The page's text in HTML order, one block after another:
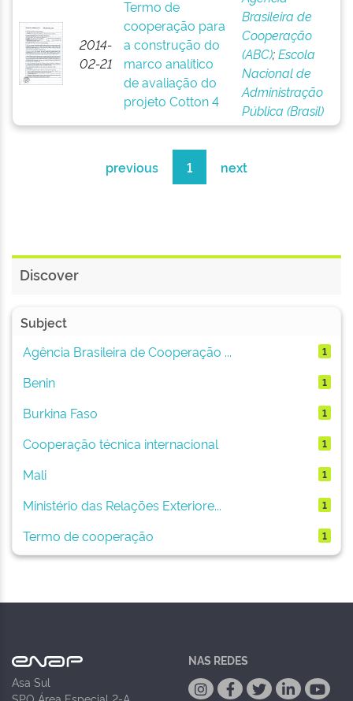
2014-
02-21
Termo de
cooperação para
a construção do
marco analítico
de avaliação do
projeto Cotton 4
Brasileira de
Cooperação
(ABC);Escola
Nacional de
Administração
Pública (Brasil)
previous 1 next
Discover
Subject
Agência Brasileira de Cooperação ...
1
Benin 1
Burkina Faso 1
Cooperação técnica internacional 1
Mali 1
Ministério das Relações Exteriore... 1
Termo de cooperação 1
Asa Sul
NAS REDES